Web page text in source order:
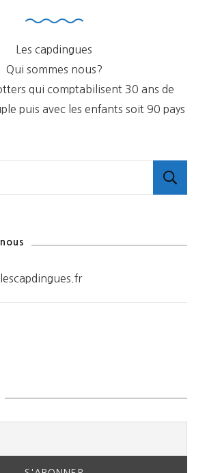
Les capdingues
Qui sommes nous?
qui comptabilisent 30 ans de
puis avec les enfants soit 90 pays